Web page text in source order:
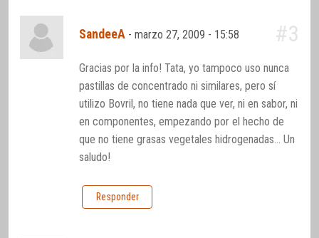
SandeeA -marzo 27, 2009 - 15:58 #3
Gracias por la info! Tata, yo tampoco uso nunca
pastillas de concentrado ni similares, pero sí
utilizo Bovril, no tiene nada que ver, ni en sabor, ni
en componentes, empezando por el hecho de
que no tiene grasas vegetales hidrogenadas… Un
saludo!
Responder